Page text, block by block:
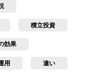
積立投資
効果
用 違い